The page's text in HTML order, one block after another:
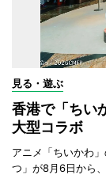
見る・遊ぶ
香港で「ちい
大型コラボ
アニメ「ちいかわ
つ」が8月6日から